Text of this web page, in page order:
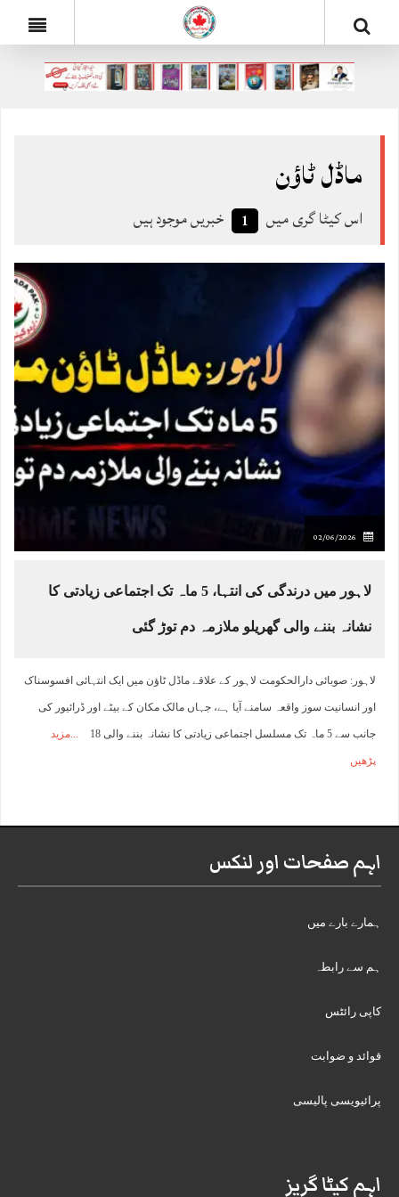
ماڈل ٹاؤن
اس کیٹا گری میں 1 خبریں موجود ہیں
02/06/2026
لاہور میں درندگی کی انتہا، 5 ماہ تک اجتماعی زیادتی کا
نشانہ بننے والی گھریلو ملازمہ دم توڑ گئی
لاہور: صوبائی دارالحکومت لاہور کے علاقے ماڈل ٹاؤن میں ایک انتہائی افسوسناک
اور انسانیت سوز واقعہ سامنے آیا ہے، جہاں مالک مکان کے بیٹے اور ڈرائیور کی
جانب سے 5 ماہ تک مسلسل اجتماعی زیادتی کا نشانہ بننے والی 18 مزید
پڑھیں
اہم صفحات اور لنکس
ہمارے بارے میں
ہم سے رابطہ
کاپی رائٹس
قوائد و ضوابت
پرائیویسی پالیسی
اہم کیٹا گریز